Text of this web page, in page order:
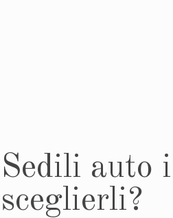
Sedili auto
sceglierli?